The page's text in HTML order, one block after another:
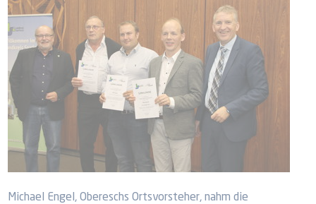
Michael Engel, Obereschs Ortsvorsteher, nahm die